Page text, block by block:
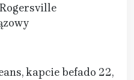
kapcie befado 22,